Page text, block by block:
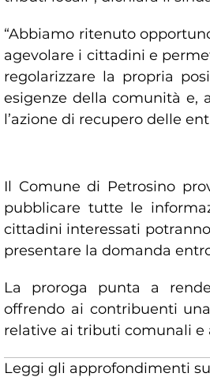
“Abbiamo ritenuto
agevolare i cittadini e
regolarizzare la propria
esigenze della comunità e,
l’azione di recupero delle
Il Comune di Petrosino
pubblicare tutte le
cittadini interessati
presentare la domanda
La proroga punta a
offrendo ai contribuenti
relative ai tributi comunali e
Leggi gli approfondimenti su